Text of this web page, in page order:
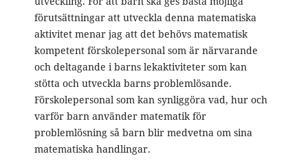
förutsättningar att utveckla denna matematiska
aktivitet menar jag att det behövs matematisk
kompetent förskolepersonal som är närvarande
och deltagande i barns lekaktiviteter som kan
stötta och utveckla barns problemlösande.
Förskolepersonal som kan synliggöra vad, hur och
varför barn använder matematik för
problemlösning så barn blir medvetna om sina
matematiska handlingar.